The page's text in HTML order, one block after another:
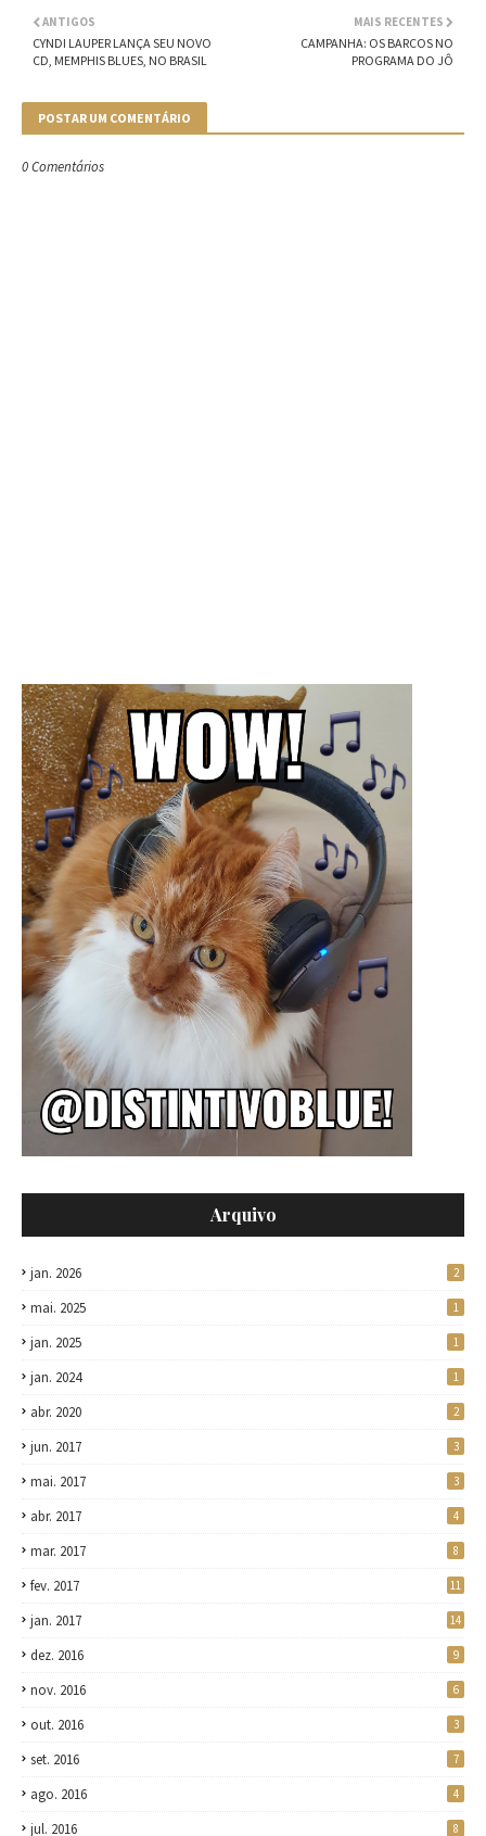
MAIS RECENTES
CAMPANHA: OS BARCOS NO
PROGRAMA DO JÔ
ANTIGOS
CYNDI LAUPER LANÇA SEU NOVO
CD, MEMPHIS BLUES, NO BRASIL
POSTAR UM COMENTÁRIO
0 Comentários
Arquivo
jan. 2026 2
mai. 2025 1
jan. 2025 1
jan. 2024 1
abr. 2020 2
jun. 2017 3
mai. 2017 3
abr. 2017 4
mar. 2017 8
fev. 2017 11
jan. 2017 14
dez. 2016 9
nov. 2016 6
out. 2016 3
set. 2016 7
ago. 2016 4
jul. 2016 8